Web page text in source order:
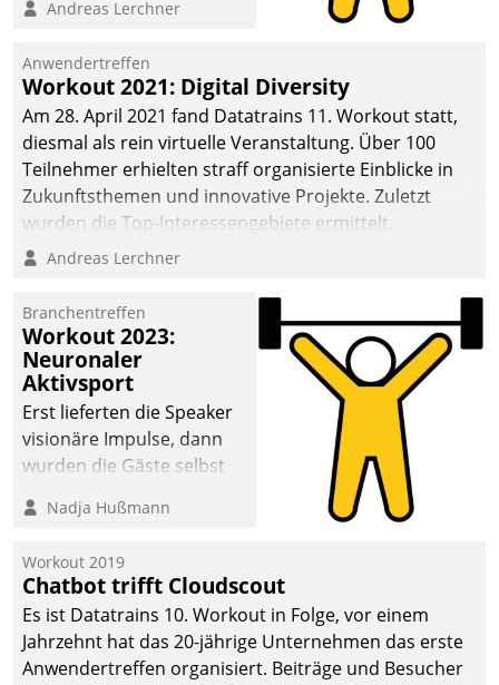
Teilnehmer kurzweilige
Cloud-Strategien und -
Lösungen mit hohem
Zukunftspotenzial.
Andreas Lerchner
Anwendertreffen
Workout 2021: Digital Diversity
Am 28. April 2021 fand Datatrains 11. Workout statt,
diesmal als rein virtuelle Veranstaltung. Über 100
Teilnehmer erhielten straff organisierte Einblicke in
Zukunftsthemen und innovative Projekte. Zuletzt
wurden die Top-Interessengebiete ermittelt.
Andreas Lerchner
Branchentreffen
Workout 2023:
Neuronaler
Aktivsport
Erst lieferten die Speaker
visionäre Impulse, dann
wurden die Gäste selbst
methodisch
Quartier. Dazwischen
zeigte Datatrain, was es
Neues zu bieten hat.
Nadja Hußmann
Workout 2019
Chatbot trifft Cloudscout
Es ist Datatrains 10. Workout in Folge, vor einem
Jahrzehnt hat das 20-jährige Unternehmen das erste
Anwendertreffen organisiert. Beiträge und Besucher